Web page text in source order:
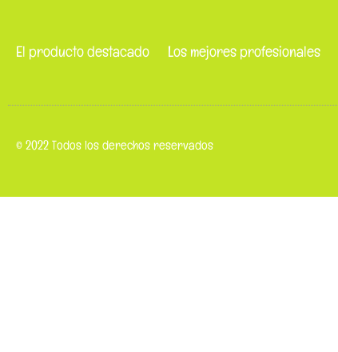
El producto destacado Los mejores profesionales
© 2022 Todos los derechos reservados